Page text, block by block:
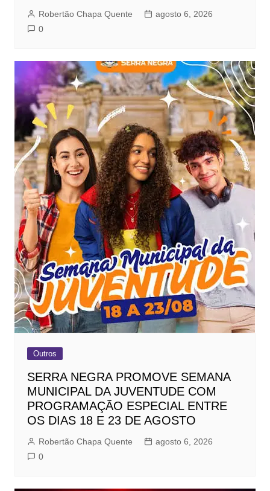
Robertão Chapa Quente
agosto 6, 2026
0
Outros
SERRA NEGRA PROMOVE SEMANA
MUNICIPAL DA JUVENTUDE COM
PROGRAMAÇÃO ESPECIAL ENTRE
OS DIAS 18 E 23 DE AGOSTO
Robertão Chapa Quente
agosto 6, 2026
0